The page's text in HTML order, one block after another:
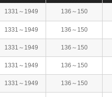
1331～1949 136～150
1331～1949 136～150
1331～1949 136～150
1331～1949 136～150
1331～1949 136～150